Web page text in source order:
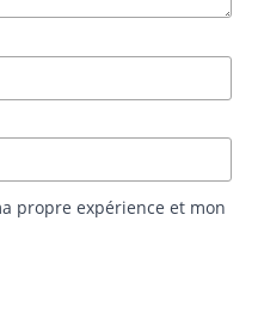
propre expérience et mon